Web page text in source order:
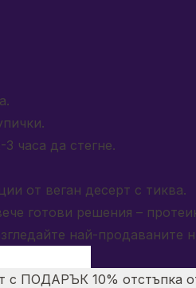
часа да стегне.
от веган десерт с тиква.
готови решения –
най-продаваните
с ПОДАРЪК 10% отстъпка